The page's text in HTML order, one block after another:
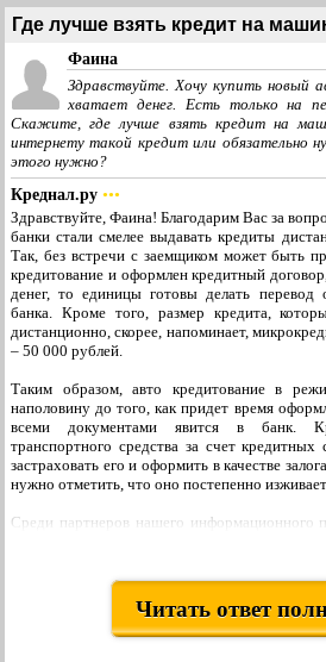
Где лучше взять кредит на
Фаина
Здравствуйте. Хочу купить новый
хватает денег. Есть только на
Скажите, где лучше взять кредит на
интернету такой кредит или обязательно
этого нужно?
Креднал.ру •••
Здравствуйте, Фаина! Благодарим Вас за
банки стали смелее выдавать кредиты
Так, без встречи с заемщиком может быть
кредитование и оформлен кредитный
денег, то единицы готовы делать перевод
банка. Кроме того, размер кредита,
дистанционно, скорее, напоминает,
– 50 000 рублей.
Таким образом, авто кредитование в
наполовину до того, как придет время
всеми документами явится в банк.
транспортного средства за счет кредитных
застраховать его и оформить в качестве
нужно отметить, что оно постепенно
Среди партнеров нашего информационного
учреждении, так как согласно условиям
диапазоне от 100 000 до 2 000 000 рублей
граждане РФ в возрасте от 18 до 70 лет,
поручителей, а так же без
Читать ответ